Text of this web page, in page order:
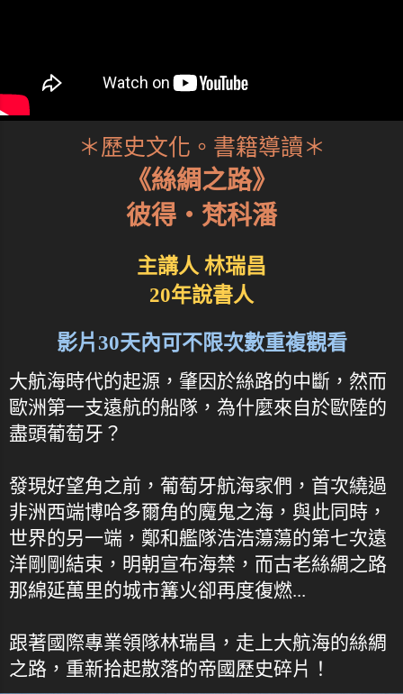
＊歷史文化。書籍導讀＊
《絲綢之路》
彼得・梵科潘
主講人 林瑞昌
20年說書人
影片30天內可不限次數重複觀看
大航海時代的起源，肇因於絲路的中斷，然而
歐洲第一支遠航的船隊，為什麼來自於歐陸的
盡頭葡萄牙？
發現好望角之前，葡萄牙航海家們，首次繞過
非洲西端博哈多爾角的魔鬼之海，與此同時，
世界的另一端，鄭和艦隊浩浩蕩蕩的第七次遠
洋剛剛結束，明朝宣布海禁，而古老絲綢之路
那綿延萬里的城市篝火卻再度復燃...
跟著國際專業領隊林瑞昌，走上大航海的絲綢
之路，重新拾起散落的帝國歷史碎片！